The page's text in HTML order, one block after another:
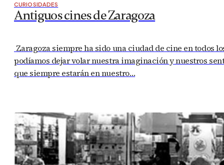
CURIOSIDADES
Antiguos cines de Zaragoza
Zaragoza siempre ha sido una ciudad de cine en todos
podíamos dejar volar nuestra imaginación y nuestros
que siempre estarán en nuestro…